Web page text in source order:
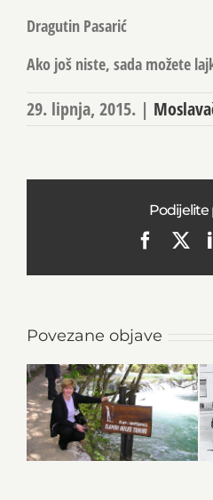
Dragutin Pasarić
Ako još niste, sada možete
29. lipnja, 2015. |
Podijelite
Povezane objave